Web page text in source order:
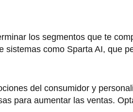
los segmentos que te
como Sparta AI, que
del consumidor y
para aumentar las ventas.